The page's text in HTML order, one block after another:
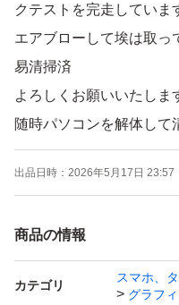
クテストを完走していま
エアブローして埃は取っ
易清掃済
よろしくお願いいたしま
随時パソコンを解体して
パソコンの主要構成部品
非、他の出品もご覧くだ
出品日時： 2026年5月17日 23:57
商品の情報
カテゴリ
スマホ、
グラフ